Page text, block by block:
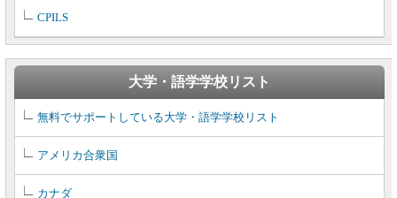
CPILS
大学・語学学校リスト
無料でサポートしている大学・語学学校リスト
アメリカ合衆国
カナダ